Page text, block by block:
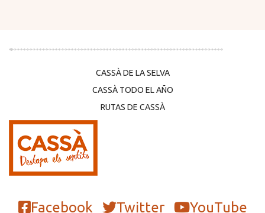
CASSÀ DE LA SELVA
CASSÀ TODO EL AÑO
RUTAS DE CASSÀ
Facebook Twitter YouTube